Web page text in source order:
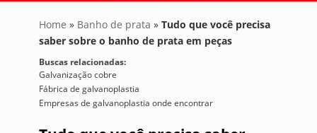
Home » Banho de prata » Tudo que você precisa
saber sobre o banho de prata em peças
Buscas relacionadas:
Galvanização cobre
Fábrica de galvanoplastia
Empresas de galvanoplastia onde encontrar